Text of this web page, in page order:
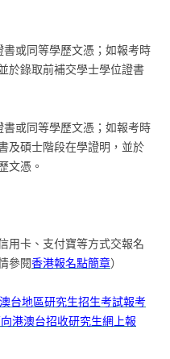
書或同等學歷文憑；如報考時
於錄取前補交學士學位證書
書或同等學歷文憑；如報考時
及碩士階段在學證明，並於
文憑。
用卡、支付寶等方式交報名
參閱香港報名點簡章）
台地區研究生招生考試報考
港澳台招收研究生網上報